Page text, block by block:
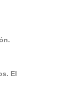
El